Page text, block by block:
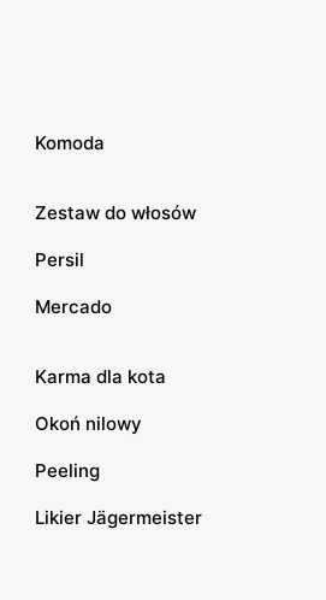
Komoda
Zestaw do włosów
Persil
Mercado
Karma dla kota
Okoń nilowy
Peeling
Likier Jägermeister